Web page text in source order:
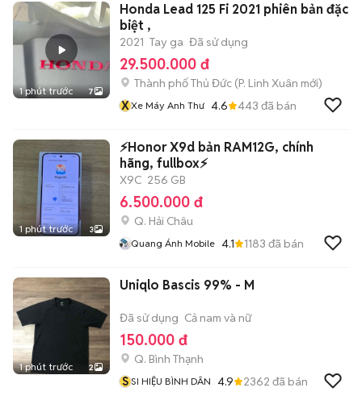
1 phút trước 7
Honda Lead 125 Fi 2021 phiên bản đặc
biệt ,
2021 Tay ga Đã sử dụng
29.500.000 đ
Thành phố Thủ Đức (P. Linh Xuân mới)
XXe Máy Anh Thư 4.6 443 đã bán
1 phút trước 3
⚡️Honor X9d bản RAM12G, chính
hãng, fullbox⚡️
X9C 256 GB
6.500.000 đ
Q. Hải Châu
Quang Ánh Mobile 4.1 1183 đã bán
1 phút trước 2
Uniqlo Bascis 99% - M
Đã sử dụng Cả nam và nữ
150.000 đ
Q. Bình Thạnh
S SI HIỆU BÌNH DÂN 4.9 2362 đã bán